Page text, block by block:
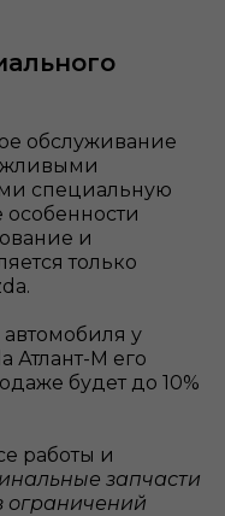
обслуживание
специальную
и
только
у
Атлант-М его
будет до 10%
работы и
запчасти
ограничений